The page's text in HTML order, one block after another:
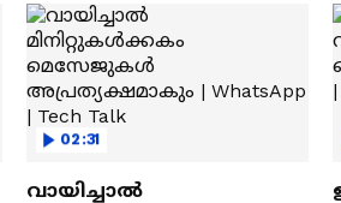
02:31
വായിച്ചാൽ